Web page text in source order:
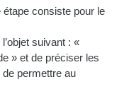
consiste pour le
suivant : «
» et de préciser les
permettre au